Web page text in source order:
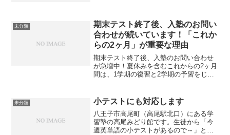
ってきます。ある生徒が「...
未分類
期末テスト終了後、入塾のお問い
合わせが続いています！「これか
らの2ヶ月」が重要な理由
期末テスト終了後、入塾のお問い合わせ
が急増中！夏休みを含むこれからの2ヶ月
間は、1学期の復習と2学期の予習をじっ
アップを一緒に目指しませんか？まずは
無料体験授業へ
未分類 小テストにも対応します
八王子市高尾町（高尾駅北口）にある学
習塾の高尾みどり館です。生徒から「今
週英単語の小テストがあるので～」と聞